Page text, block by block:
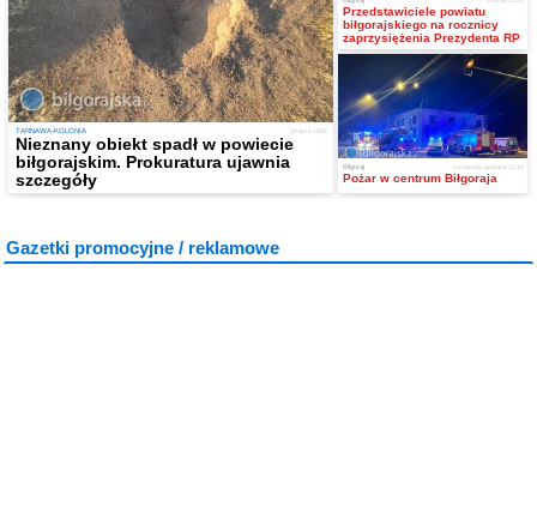
30 lipca 2026
TARNAWA-KOLONIA
Nieznany obiekt spadł w powiecie
biłgorajskim. Prokuratura ujawnia
szczegóły
Przedstawiciele powiatu
biłgorajskiego na rocznicy
zaprzysiężenia Prezydenta RP
we wtorek, godzina 12:14
Biłgoraj
Pożar w centrum Biłgoraja
Gazetki promocyjne / reklamowe